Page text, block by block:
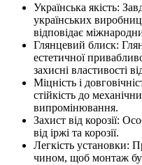
Українська якість:
українських
відповідає
Глянцевий блиск:
естетичної
захисні властивості
Міцність і
стійкість до
випромінювання.
Захист від корозії:
від іржі та корозії.
Легкість установки:
чином, щоб монтаж